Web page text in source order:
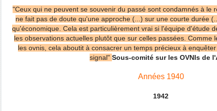
"Ceux qui ne peuvent se souvenir du passé sont condamnés à le
ne fait pas de doute qu'une approche (...) sur une courte durée
qu'économique. Cela est particulièrement vrai si l'équipe d'étude
les observations actuelles plutôt que sur celles passées. Comme
les ovnis, cela aboutit à consacrer un temps précieux à
signal" Sous-comité sur les OVNIs de
Années 1940
1942